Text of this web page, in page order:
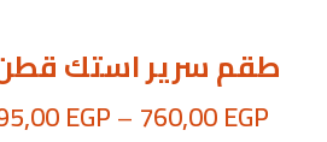
طقم سرير استك قطن
760,00EGP
–
EGP